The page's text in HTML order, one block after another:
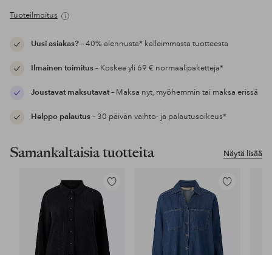
Tuoteilmoitus
Uusi asiakas?– 40% alennusta* kalleimmasta tuotteesta
Ilmainen toimitus– Koskee yli 69 € normaalipaketteja*
Joustavat maksutavat– Maksa nyt, myöhemmin tai maksa erissä
Helppo palautus– 30 päivän vaihto- ja palautusoikeus*
Näytä lisää
Samankaltaisia tuotteita
Lisää
suosikkeihin
Lisää